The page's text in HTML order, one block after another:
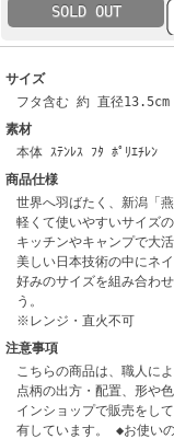
SOLD OUT
サイズ
フタ含む 約 直径
素材
本体 ｽﾃﾝﾚｽ ﾌﾀ ﾎﾟﾘｴﾁﾚﾝ
商品仕様
世界へ羽ばたく、新潟「
軽くて使いやすいサイズ
キッチンやキャンプで大活
美しい日本技術の中にネ
好みのサイズを組み合わ
う。
※レンジ・直火不可
注意事項
こちらの商品は、職人に
点柄の出方・配置、形や
インショップで販売をし
有しています。 ◆お使い